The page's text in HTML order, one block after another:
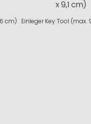
cm)
Einleger Key Tool (max.